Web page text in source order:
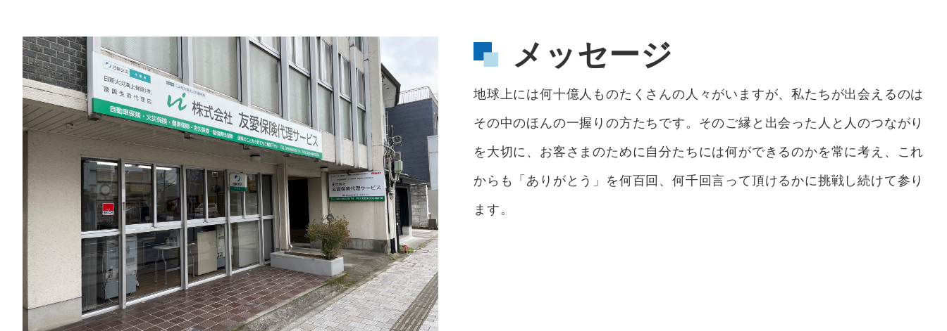
メッセージ
地球上には何十億人ものたくさんの人々がいますが、私たちが出会えるのは
その中のほんの一握りの方たちです。そのご縁と出会った人と人のつながり
を大切に、お客さまのために自分たちには何ができるのかを常に考え、これ
からも「ありがとう」を何百回、何千回言って頂けるかに挑戦し続けて参り
ます。